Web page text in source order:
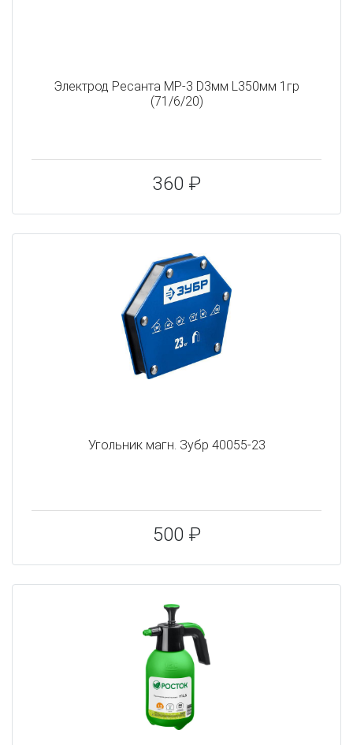
Электрод Ресанта МР-3 D3мм L350мм 1гр
(71/6/20)
360 ₽
Угольник магн. Зубр 40055-23
500 ₽